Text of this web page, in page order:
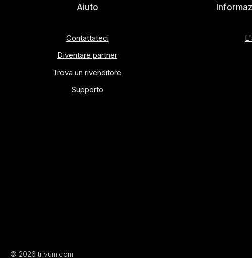
Aiuto
Contattateci
Diventare partner
Trova un rivenditore
Supporto
© 2026 trivum.com